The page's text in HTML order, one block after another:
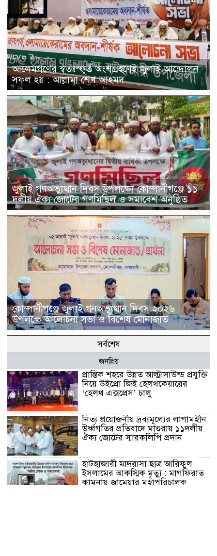
আলেমগণের স্বতঃস্ফূর্ত অংশগ্রহণেই জুলাই আন্দোলন
সফল হয় : আল্লামা শেখ আহমদ
জুলাই গণঅভ্যুত্থান দিবস উপলক্ষ্যে কোম্পানীগঞ্জে ১১
দলীয় ঐক্য জোটের গণমিছিল ও সমাবেশ অনুষ্ঠিত
কোম্পানীগঞ্জে জুলাই গনঅভ্যুত্থান দিবস ২০২৬
উপলক্ষে আলোচনা সভা ও বিশেষ মোনাজাত
সর্বশেষ
জনপ্রিয়
প্রান্তিক শহরে উন্নত আল্ট্রাসাউন্ড প্রযুক্তি
নিয়ে উইপ্রো জিই হেলথকেয়ারের
‘হেলথ এক্সপ্রেস’ চালু
নিত্য প্রয়োজনীয় দ্রব্যমূল্যের লাগামহীন
উর্ধ্বগতির প্রতিবাদে মাগুরায় ১১দলীয়
ঐক্য জোটের স্মারকলিপি প্রদান
হাটহাজারী মাদরাসা ছাত্র আরিফুল
ইসলামের আকস্মিক মৃত্যু : মাগফিরাত
কামনায় জামেয়ার মহাপরিচালক